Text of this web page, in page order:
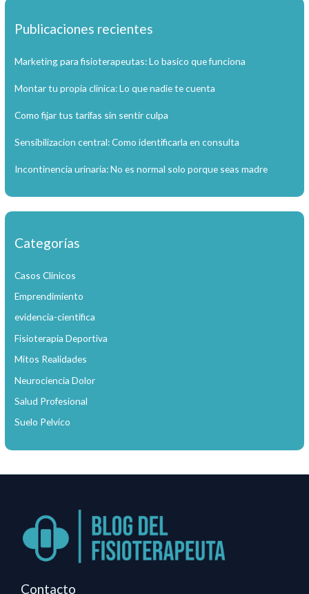
Publicaciones recientes
Marketing para fisioterapeutas: Lo basico que funciona
Montar tu propia clinica: Lo que nadie te cuenta
Como fijar tus tarifas sin sentir culpa
Sensibilizacion central: Como identificarla en consulta
Incontinencia urinaria: No es normal solo porque seas madre
Categorías
Casos Clinicos
Emprendimiento
evidencia-cientifica
Fisioterapia Deportiva
Mitos Realidades
Neurociencia Dolor
Salud Profesional
Suelo Pelvico
Contacto